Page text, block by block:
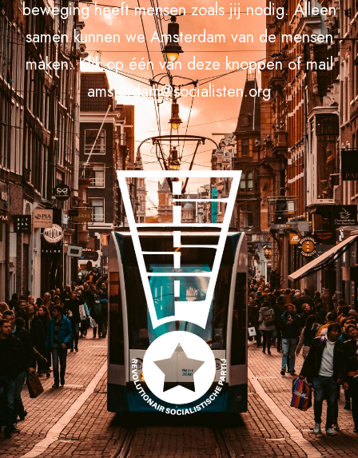
beweging heeft mensen zoals jij nodig. Alleen
samen kunnen we Amsterdam van de mensen
maken. Klik op één van deze knoppen of mail
amsterdam@socialisten.org